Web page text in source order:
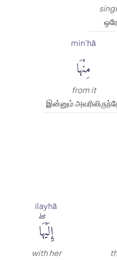
ஒரே
min'hā
مِنْهَا
from it
இன்னும்
ilayhā
إِلَيْهَاۖ
with her